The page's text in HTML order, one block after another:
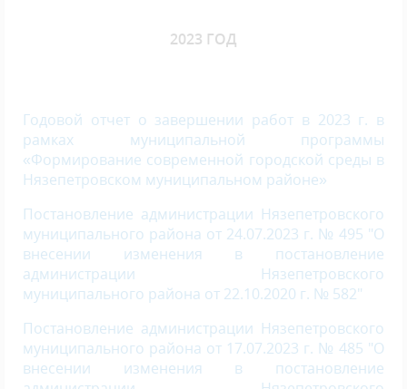
2023 ГОД
Годовой отчет о завершении работ в 2023 г. в
рамках муниципальной программы
«Формирование современной городской среды в
Нязепетровском муниципальном районе»
Постановление администрации Нязепетровского
муниципального района от 24.07.2023 г. № 495 "О
внесении изменения в постановление
администрации Нязепетровского
муниципального района от 22.10.2020 г. № 582"
Постановление администрации Нязепетровского
муниципального района от 17.07.2023 г. № 485 "О
внесении изменения в постановление